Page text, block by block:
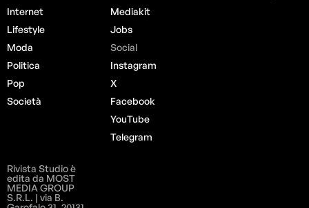
Internet
Lifestyle
Moda
Politica
Pop
Società
Mediakit
Jobs
Social
Instagram
X
Facebook
YouTube
Telegram
Rivista Studio è
edita da MOST
MEDIA GROUP
S.R.L. | via B.